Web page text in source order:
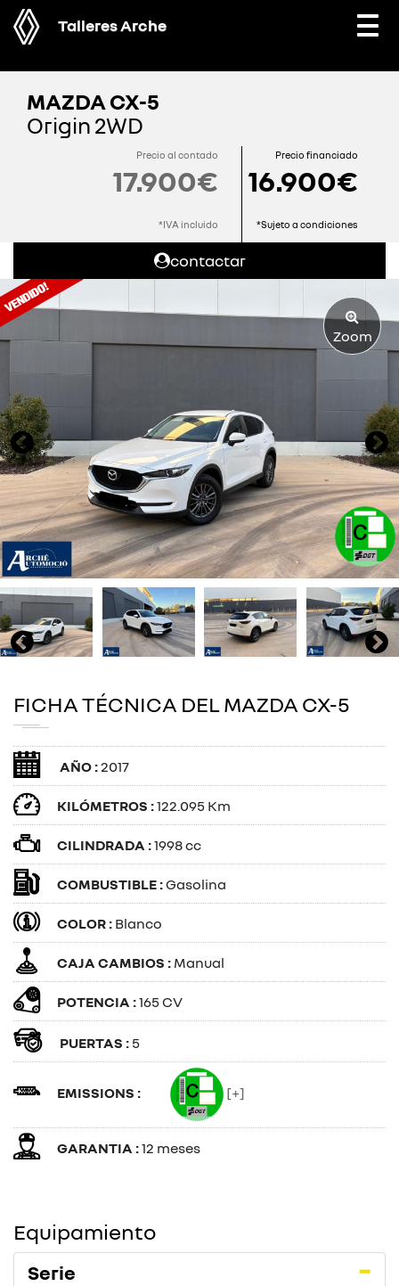
Talleres Arche
MAZDA CX-5
Origin 2WD
Precio al contado
17.900€
*IVA incluido
Precio financiado
16.900€
*Sujeto a condiciones
contactar
Zoom
FICHA TÉCNICA DEL MAZDA CX-5
AÑO :2017
KILÓMETROS :122.095 Km
CILINDRADA :1998 cc
COMBUSTIBLE :Gasolina
COLOR : Blanco
CAJA CAMBIOS : Manual
POTENCIA :165 CV
PUERTAS : 5
EMISSIONS : [+]
GARANTIA :12 meses
Equipamiento
Serie